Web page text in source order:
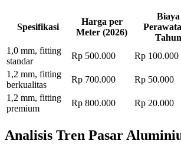
Spesifikasi
Harga per
Meter (2026)
Biaya
Tahun
1,0 mm, fitting
standar
Rp 500.000 Rp 100.000
1,2 mm, fitting
berkualitas
Rp 700.000 Rp 50.000
1,2 mm, fitting
premium
Rp 800.000 Rp 20.000
Analisis Tren Pasar